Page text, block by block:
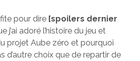
pour dire [spoilers dernier
j’ai adoré l’histoire du jeu et
projet Aube zéro et pourquoi
d’autre choix que de repartir de